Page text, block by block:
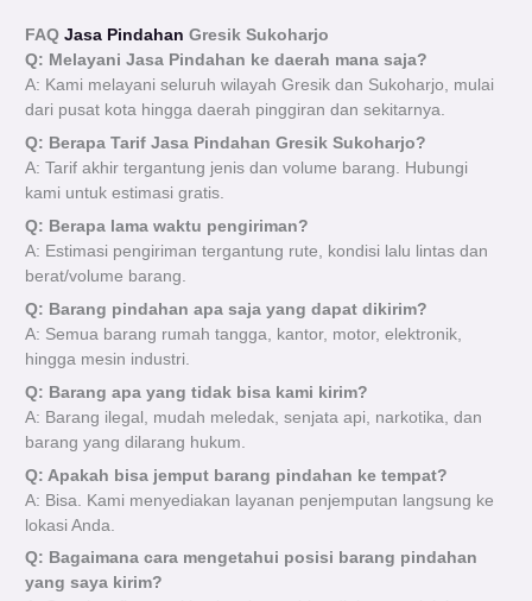
FAQJasa Pindahan Gresik Sukoharjo
Q: Melayani Jasa Pindahan ke daerah mana saja?
A: Kami melayani seluruh wilayah Gresik dan Sukoharjo, mulai
dari pusat kota hingga daerah pinggiran dan sekitarnya.
Q: Berapa Tarif Jasa Pindahan Gresik Sukoharjo?
A: Tarif akhir tergantung jenis dan volume barang. Hubungi
kami untuk estimasi gratis.
Q: Berapa lama waktu pengiriman?
A: Estimasi pengiriman tergantung rute, kondisi lalu lintas dan
berat/volume barang.
Q: Barang pindahan apa saja yang dapat dikirim?
A: Semua barang rumah tangga, kantor, motor, elektronik,
hingga mesin industri.
Q: Barang apa yang tidak bisa kami kirim?
A: Barang ilegal, mudah meledak, senjata api, narkotika, dan
barang yang dilarang hukum.
Q: Apakah bisa jemput barang pindahan ke tempat?
A: Bisa. Kami menyediakan layanan penjemputan langsung ke
lokasi Anda.
Q: Bagaimana cara mengetahui posisi barang pindahan
yang saya kirim?